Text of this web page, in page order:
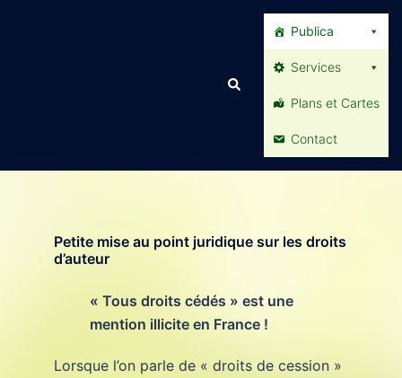
Publica
Services
Plans et Cartes
Contact
Petite mise au point juridique sur les droits
d’auteur
« Tous droits cédés » est une
mention illicite en France !
Lorsque l’on parle de « droits de cession »